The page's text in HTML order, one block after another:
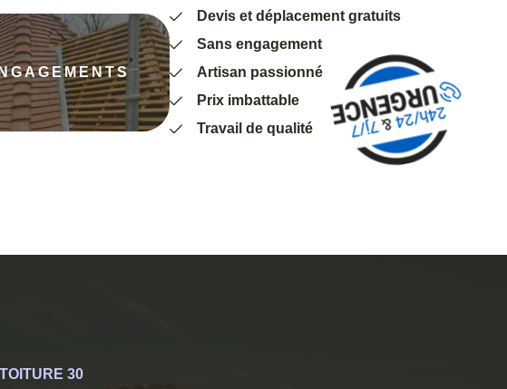
Devis et déplacement gratuits
Sans engagement
Artisan passionné
Prix imbattable
Travail de qualité
30